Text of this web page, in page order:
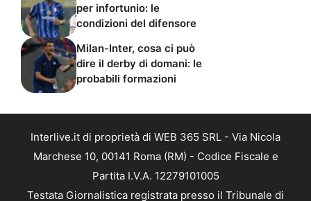
per infortunio: le
condizioni del difensore
Milan-Inter, cosa ci può
dire il derby di domani: le
probabili formazioni
Interlive.it di proprietà di WEB 365 SRL - Via Nicola
Marchese 10, 00141 Roma (RM) - Codice Fiscale e
Partita I.V.A. 12279101005
Testata Giornalistica registrata presso il Tribunale di